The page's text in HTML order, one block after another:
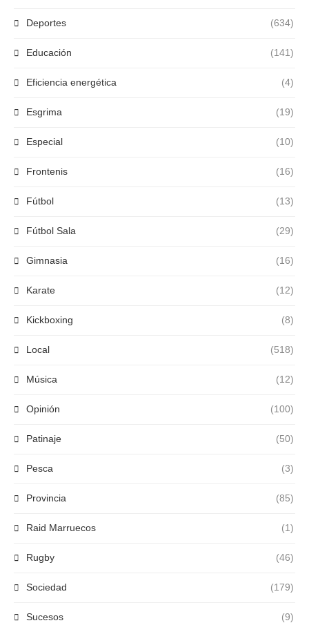
Deportes (634)
Educación (141)
Eficiencia energética (4)
Esgrima (19)
Especial (10)
Frontenis (16)
Fútbol (13)
Fútbol Sala (29)
Gimnasia (16)
Karate (12)
Kickboxing (8)
Local (518)
Música (12)
Opinión (100)
Patinaje (50)
Pesca (3)
Provincia (85)
Raid Marruecos (1)
Rugby (46)
Sociedad (179)
Sucesos (9)